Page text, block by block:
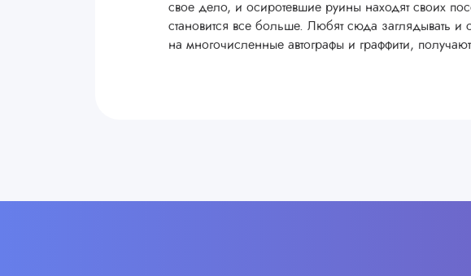
свое дело, и осиротевшие руины находят своих
становится все больше. Любят сюда заглядывать
на многочисленные автографы и граффити,